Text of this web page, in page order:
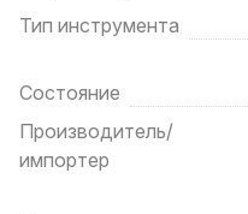
Тип инструмента
Состояние
Производитель/
импортер